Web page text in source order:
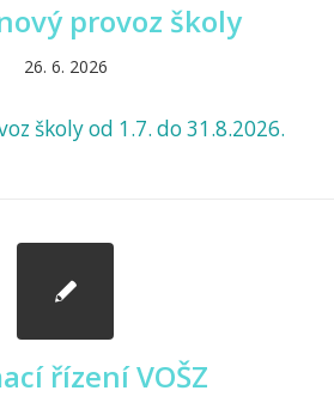
provoz školy
26. 6. 2026
školy od 1.7. do 31.8.2026.
řízení VOŠZ